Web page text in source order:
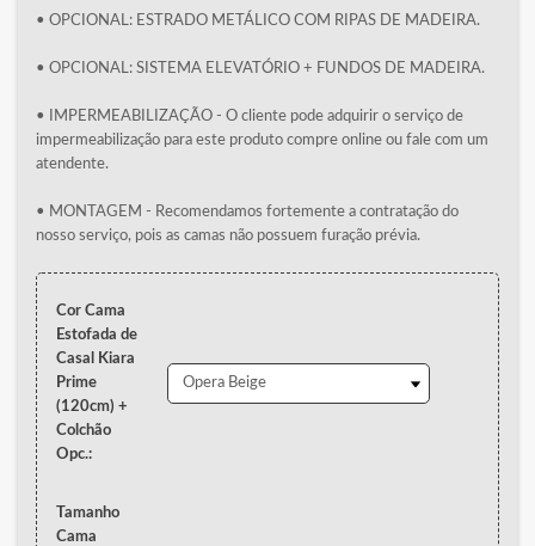
• OPCIONAL: ESTRADO METÁLICO COM RIPAS DE MADEIRA.
• OPCIONAL: SISTEMA ELEVATÓRIO + FUNDOS DE MADEIRA.
• IMPERMEABILIZAÇÃO - O cliente pode adquirir o serviço de
impermeabilização para este produto compre online ou fale com um
atendente.
• MONTAGEM - Recomendamos fortemente a contratação do
nosso serviço, pois as camas não possuem furação prévia.
Cor Cama
Estofada de
Casal Kiara
Prime
(120cm) +
Colchão
Opc.:
Tamanho
Cama